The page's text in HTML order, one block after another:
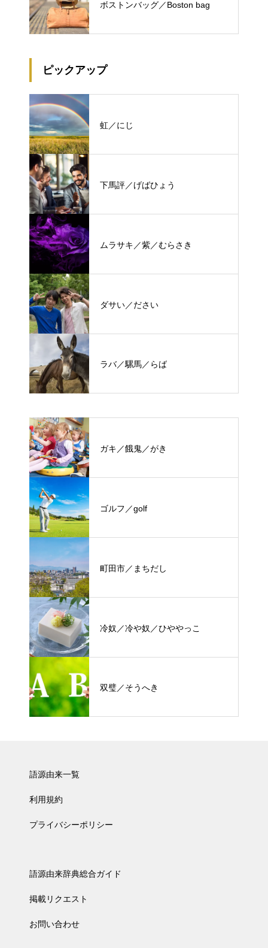
ボストンバッグ／Boston bag
ピックアップ
虹／にじ
下馬評／げばひょう
ムラサキ／紫／むらさき
ダサい／ださい
ラバ／騾馬／らば
ガキ／餓鬼／がき
ゴルフ／golf
町田市／まちだし
冷奴／冷や奴／ひややっこ
双璧／そうへき
語源由来一覧
利用規約
プライバシーポリシー
語源由来辞典総合ガイド
掲載リクエスト
お問い合わせ